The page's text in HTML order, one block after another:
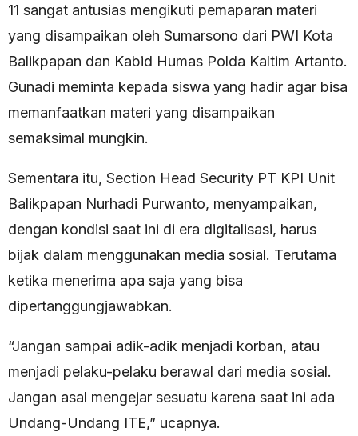
11 sangat antusias mengikuti pemaparan materi
yang disampaikan oleh Sumarsono dari PWI Kota
Balikpapan dan Kabid Humas Polda Kaltim Artanto.
Gunadi meminta kepada siswa yang hadir agar bisa
memanfaatkan materi yang disampaikan
semaksimal mungkin.
Sementara itu, Section Head Security PT KPI Unit
Balikpapan Nurhadi Purwanto, menyampaikan,
dengan kondisi saat ini di era digitalisasi, harus
bijak dalam menggunakan media sosial. Terutama
ketika menerima apa saja yang bisa
dipertanggungjawabkan.
“Jangan sampai adik-adik menjadi korban, atau
menjadi pelaku-pelaku berawal dari media sosial.
Jangan asal mengejar sesuatu karena saat ini ada
Undang-Undang ITE,” ucapnya.